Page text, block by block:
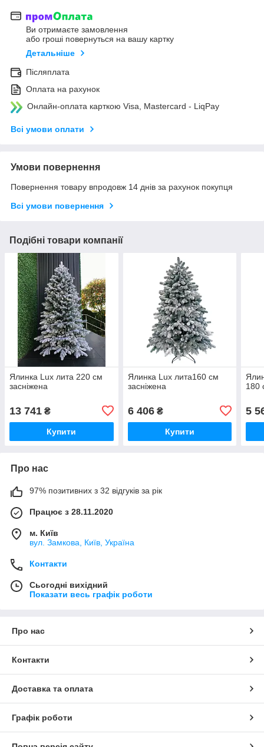
Ви отримаєте замовлення
або гроші повернуться на вашу картку
Детальніше
Післяплата
Оплата на рахунок
Онлайн-оплата карткою Visa, Mastercard - LiqPay
Всі умови оплати
Умови повернення
Повернення товару впродовж 14 днів за рахунок покупця
Всі умови повернення
Подібні товари компанії
Ялинка Lux лита 220 см
засніжена
13 741 ₴
Купити
Ялинка Lux лита160 см
засніжена
6 406₴
Купити
180
5
Про нас
97% позитивних з 32 відгуків за рік
Працює з 28.11.2020
м. Київ
вул. Замкова, Київ, Україна
Контакти
Сьогодні вихідний
Показати весь графік роботи
Про нас
Контакти
Доставка та оплата
Графік роботи